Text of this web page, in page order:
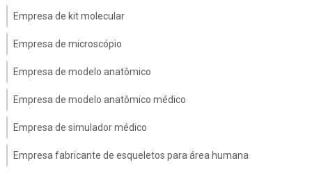
Empresa de kit molecular
Empresa de microscópio
Empresa de modelo anatômico
Empresa de modelo anatômico médico
Empresa de simulador médico
Empresa fabricante de esqueletos para área humana